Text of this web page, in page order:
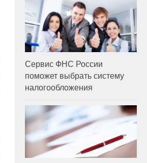
Сервис ФНС России
поможет выбрать систему
налогообложения